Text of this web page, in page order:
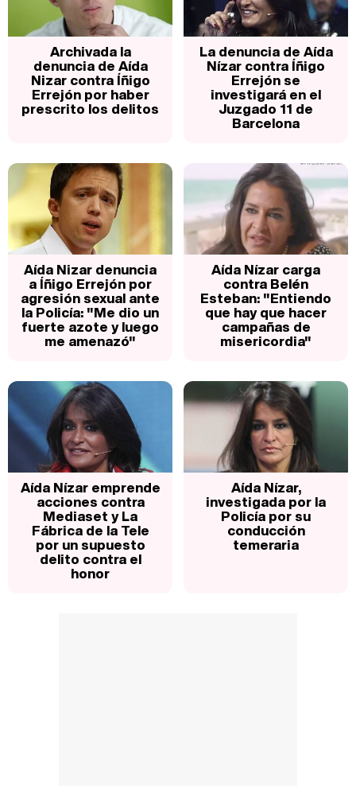
Archivada la
denuncia de Aída
Nizar contra Íñigo
Errejón por haber
prescrito los delitos
La denuncia de Aída
Nízar contra Íñigo
Errejón se
investigará en el
Juzgado 11 de
Barcelona
Aída Nizar denuncia
a Íñigo Errejón por
agresión sexual ante
la Policía: "Me dio un
fuerte azote y luego
me amenazó"
Aída Nízar carga
contra Belén
Esteban: "Entiendo
que hay que hacer
campañas de
misericordia"
Aída Nízar emprende
acciones contra
Mediaset y La
Fábrica de la Tele
por un supuesto
delito contra el
honor
Aída Nízar,
investigada por la
Policía por su
conducción
temeraria